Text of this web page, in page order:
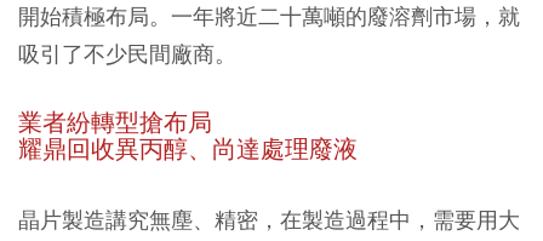
開始積極布局。一年將近二十萬噸的廢溶劑市場，就
吸引了不少民間廠商。
業者紛轉型搶布局
耀鼎回收異丙醇、尚達處理廢液
晶片製造講究無塵、精密，在製造過程中，需要用大